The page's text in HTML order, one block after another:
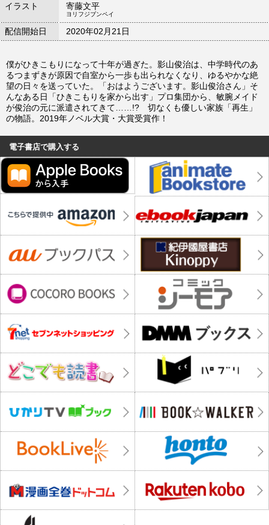
イラスト 寄藤文平
ヨリフジブンペイ
配信開始日 2020年02月21日
僕がひきこもりになって十年が過ぎた。影山俊治は、中学時代のあ
るつまずきが原因で自室から一歩も出られなくなり、ゆるやかな絶
望の日々を送っていた。「おはようございます。影山俊治さん」そ
んなある日「ひきこもりを家から出す」プロ集団から、敏腕メイド
が俊治の元に派遣されてきて……!? 切なくも優しい家族「再生」
の物語。2019年ノベル大賞・大賞受賞作！
電子書店で購入する